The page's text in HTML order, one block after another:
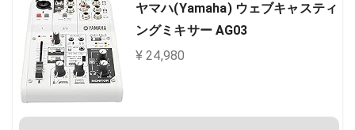
ヤマハ(Yamaha) ウェブキャスティ
ングミキサー AG03
¥ 24,980